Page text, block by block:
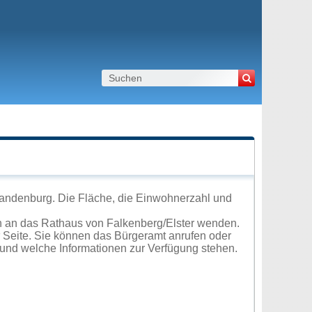
Die Fläche, die Einwohnerzahl und
das Rathaus von Falkenberg/Elster wenden.
Sie können das Bürgeramt anrufen oder
welche Informationen zur Verfügung stehen.